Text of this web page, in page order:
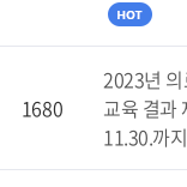
1680
2023년
교육 결과
11.30.까